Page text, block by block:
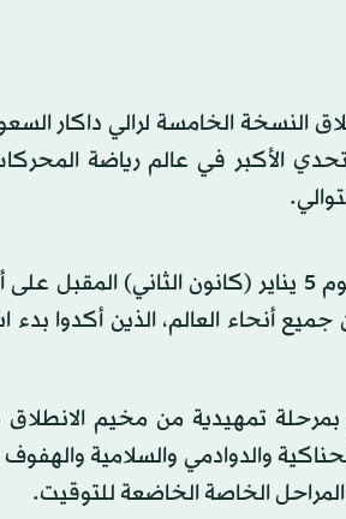
للمشاركة في النسخة 46 للتحدي الأكبر في
أنحاء العالم، الذين أكدوا بدء
تمهيدية من مخيم
والدوادمي والسلامية